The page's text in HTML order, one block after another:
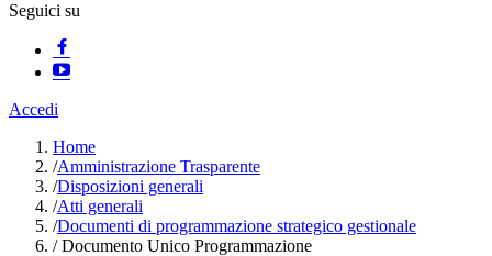
Seguici su
Accedi
Home
/Amministrazione Trasparente
/Disposizioni generali
/Atti generali
/Documenti di programmazione strategico gestionale
/Documento Unico Programmazione